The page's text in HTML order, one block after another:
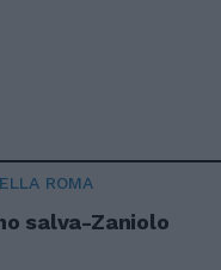
ROMA
salva-Zaniolo